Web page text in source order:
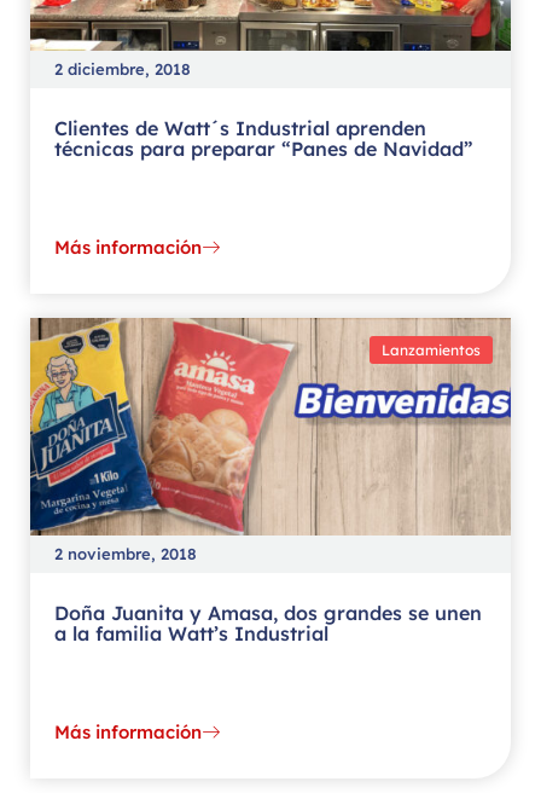
2 diciembre, 2018
Clientes de Watt´s Industrial aprenden
técnicas para preparar “Panes de Navidad”
Más información
Lanzamientos
2 noviembre, 2018
Doña Juanita y Amasa, dos grandes se unen
a la familia Watt’s Industrial
Más información